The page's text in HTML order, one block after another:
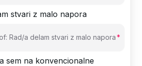
stvari z malo napora
Rad/a delam stvari z malo napora
sem na konvencionalne